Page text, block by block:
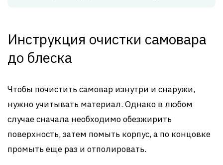
Инструкция очистки самовара
до блеска
Чтобы почистить самовар изнутри и снаружи,
нужно учитывать материал. Однако в любом
случае сначала необходимо обезжирить
поверхность, затем помыть корпус, а по концовке
промыть еще раз и отполировать.